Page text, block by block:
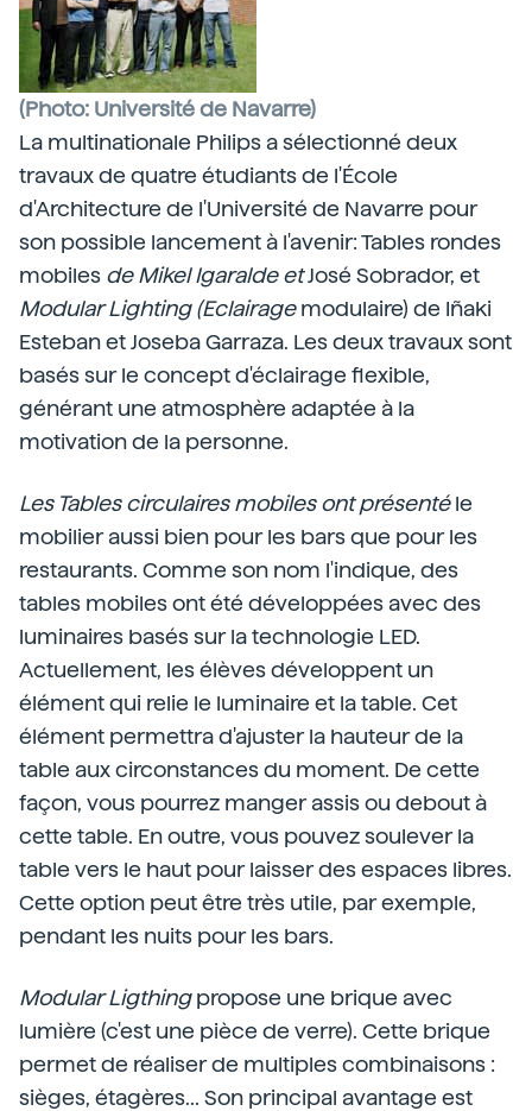
(Photo: Université de Navarre)
La multinationale Philips a sélectionné deux
travaux de quatre étudiants de l'École
d'Architecture de l'Université de Navarre pour
son possible lancement à l'avenir: Tables rondes
mobiles de Mikel Igaralde etJosé Sobrador, et
Modular Lighting (Eclairagemodulaire) de Iñaki
Esteban et Joseba Garraza. Les deux travaux sont
basés sur le concept d'éclairage flexible,
générant une atmosphère adaptée à la
motivation de la personne.
Les Tables circulaires mobiles ont présentéle
mobilier aussi bien pour les bars que pour les
restaurants. Comme son nom l'indique, des
tables mobiles ont été développées avec des
luminaires basés sur la technologie LED.
Actuellement, les élèves développent un
élément qui relie le luminaire et la table. Cet
élément permettra d'ajuster la hauteur de la
table aux circonstances du moment. De cette
façon, vous pourrez manger assis ou debout à
cette table. En outre, vous pouvez soulever la
table vers le haut pour laisser des espaces libres.
Cette option peut être très utile, par exemple,
pendant les nuits pour les bars.
Modular Ligthingpropose une brique avec
lumière (c'est une pièce de verre). Cette brique
permet de réaliser de multiples combinaisons :
sièges, étagères... Son principal avantage est